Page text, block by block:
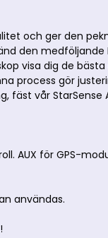
och ger den
den
visa dig de
process gör
fäst vår
AUX för GPS-
användas.